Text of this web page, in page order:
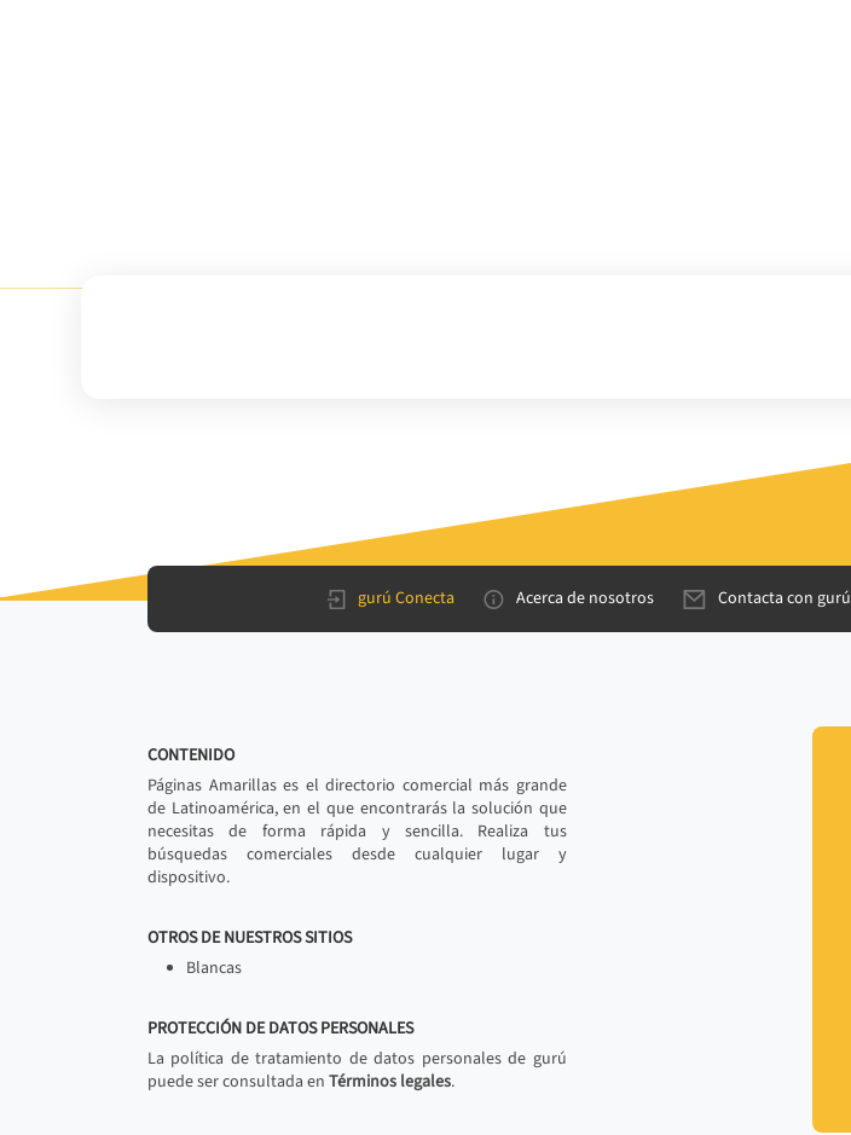
gurú Conecta Acerca de nosotros Contacta con gurú
CONTENIDO
Páginas Amarillas es el directorio comercial más grande
de Latinoamérica, en el que encontrarás la solución que
necesitas de forma rápida y sencilla. Realiza tus
búsquedas comerciales desde cualquier lugar y
dispositivo.
OTROS DE NUESTROS SITIOS
Blancas
PROTECCIÓN DE DATOS PERSONALES
La política de tratamiento de datos personales de gurú
puede ser consultada en Términos legales.